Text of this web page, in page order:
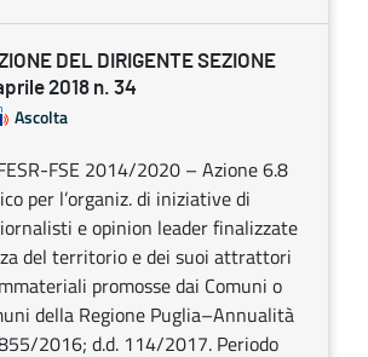
DEL DIRIGENTE SEZIONE
2018 n. 34
Ascolta
FSE 2014/2020 – Azione 6.8
per l’organiz. di iniziative di
e opinion leader finalizzate
del territorio e dei suoi attrattori
promosse dai Comuni o
della Regione Puglia–Annualità
2016; d.d. 114/2017. Periodo